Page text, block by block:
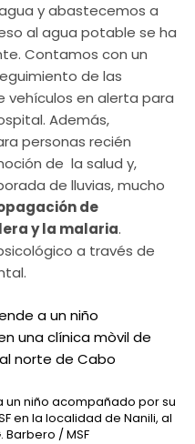
y abastecemos a
al agua potable se ha
Contamos con un
de las
vehículos en alerta para
Además,
personas recién
de la salud y,
de lluvias, mucho
de
y la malaria.
a través de
un niño acompañado por su
en la localidad de Nanili, al
Barbero / MSF